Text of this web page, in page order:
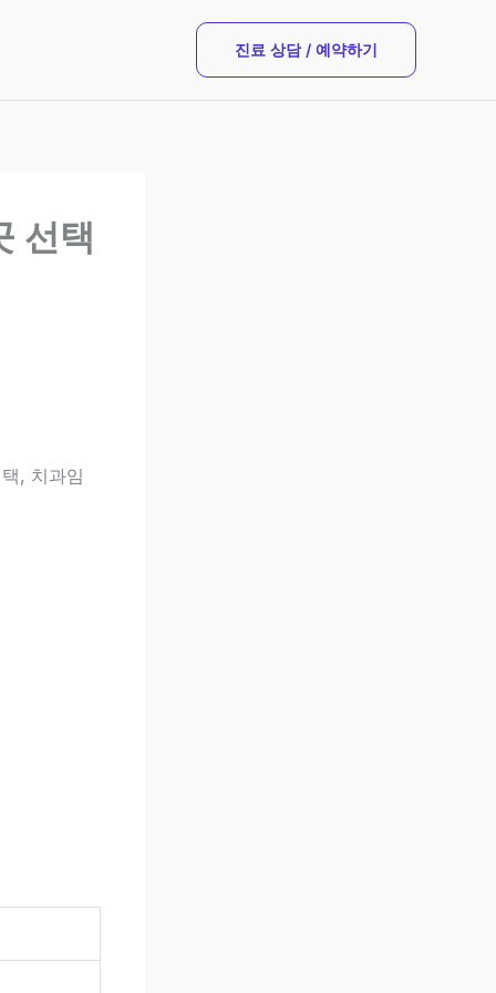
진료 상담 / 예약하기
선택
, 치과임